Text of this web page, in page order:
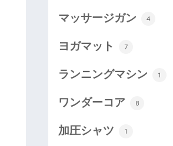
マッサージガン 4
ヨガマット 7
ランニングマシン 1
ワンダーコア 8
加圧シャツ 1